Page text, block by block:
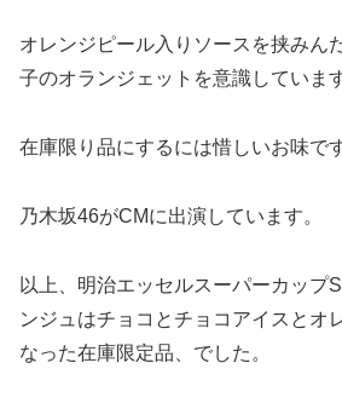
オレンジピール入りソースを挟みん
子のオランジェットを意識しています
在庫限り品にするには惜しいお味です
乃木坂46がCMに出演しています。
以上、明治エッセルスーパーカップ
ンジュはチョコとチョコアイスとオ
なった在庫限定品、でした。